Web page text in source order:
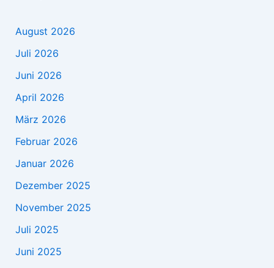
August 2026
Juli 2026
Juni 2026
April 2026
März 2026
Februar 2026
Januar 2026
Dezember 2025
November 2025
Juli 2025
Juni 2025